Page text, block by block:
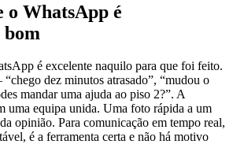
o WhatsApp é
bom
é excelente naquilo para que foi feito.
dez minutos atrasado”, “mudou o
mandar uma ajuda ao piso 2?”. A
uma equipa unida. Uma foto rápida a um
opinião. Para comunicação em tempo real,
é a ferramenta certa e não há motivo